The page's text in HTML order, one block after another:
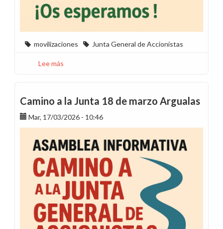
movilizaciones Junta General de Accionistas
Lee más
la
Junta
25
de
marzo
Monzón
Camino a la Junta 18 de marzo Argualas
Mar, 17/03/2026 - 10:46